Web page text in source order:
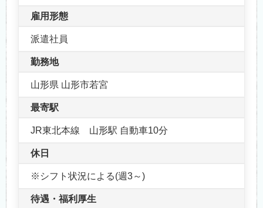
雇用形態
派遣社員
勤務地
山形県 山形市若宮
最寄駅
JR東北本線 山形駅 自動車10分
休日
※シフト状況による(週3～)
待遇・福利厚生